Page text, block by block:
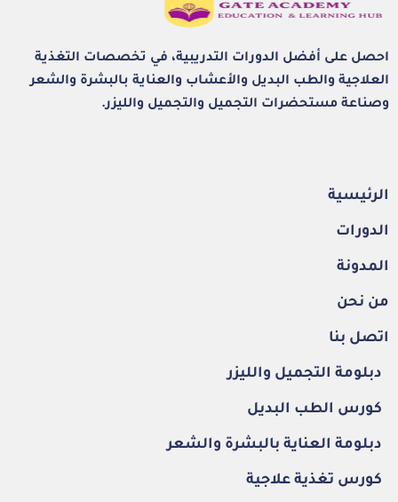
احصل على أفضل الدورات التدريبية، في تخصصات التغذية
العلاجية والطب البديل والأعشاب والعناية بالبشرة والشعر
وصناعة مستحضرات التجميل والتجميل والليزر.
الرئيسية
الدورات
المدونة
من نحن
اتصل بنا
دبلومة التجميل والليزر
كورس الطب البديل
دبلومة العناية بالبشرة والشعر
كورس تغذية علاجية